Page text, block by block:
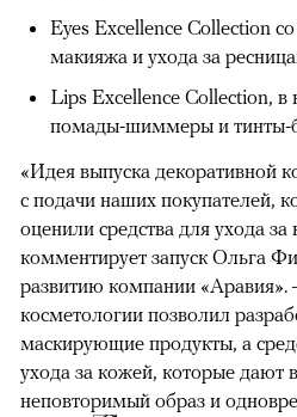
Eyes Excellence Collection
макияжа и ухода за
Lips Excellence Collection,
помады-шиммеры и тинты-
«Идея выпуска декоративной
с подачи наших покупателей,
оценили средства для ухода
комментирует запуск Ольга
развитию компании
косметологии позволил
маскирующие продукты, а
ухода за кожей, которые дают
неповторимый образ и